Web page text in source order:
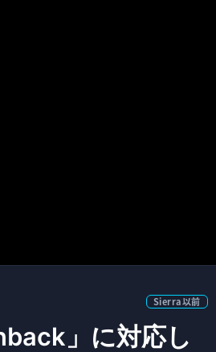
Sierra以前
」に対応し